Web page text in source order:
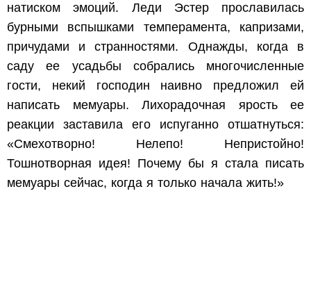
натиском эмоций. Леди Эстер прославилась
бурными вспышками темперамента, капризами,
причудами и странностями. Однажды, когда в
саду ее усадьбы собрались многочисленные
гости, некий господин наивно предложил ей
написать мемуары. Лихорадочная ярость ее
реакции заставила его испуганно отшатнуться:
«Смехотворно! Нелепо! Непристойно!
Тошнотворная идея! Почему бы я стала писать
мемуары сейчас, когда я только начала жить!»